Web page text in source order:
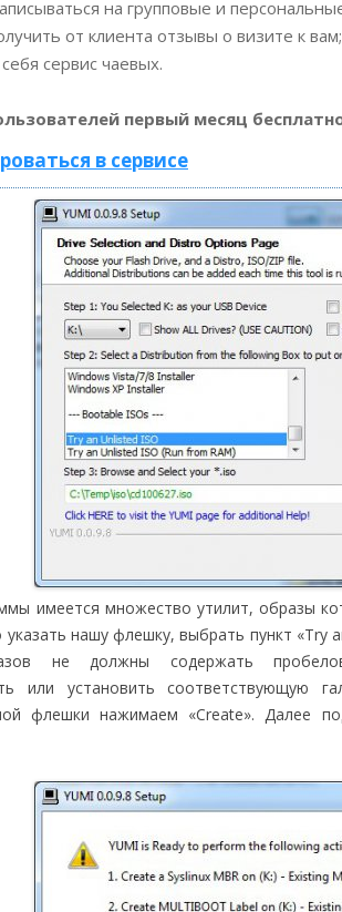
на групповые и
от клиента отзывы о визите к вам;
сервис чаевых.
первый месяц
в сервисе
имеется множество утилит, образы
нашу флешку, выбрать пункт «Try
не должны содержать
или установить соответствующую
флешки нажимаем «Create». Далее